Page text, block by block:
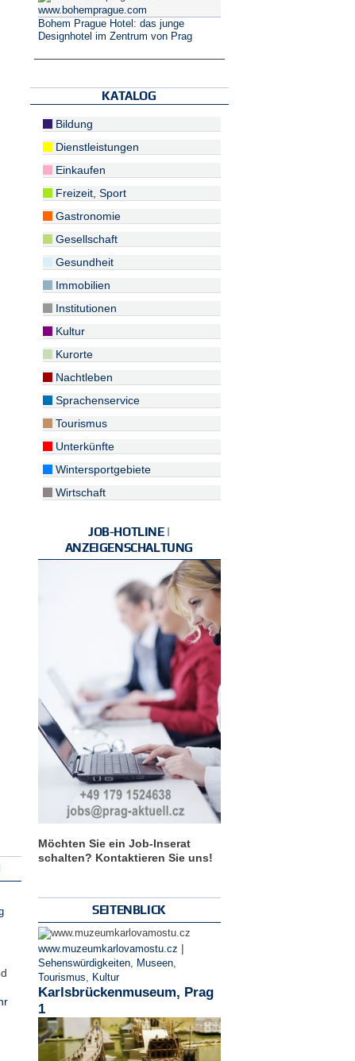
www.bohemprague.com
Bohem Prague Hotel: das junge
Designhotel im Zentrum von Prag
KATALOG
Bildung
Dienstleistungen
Einkaufen
Freizeit, Sport
Gastronomie
Gesellschaft
Gesundheit
Immobilien
Institutionen
Kultur
Kurorte
Nachtleben
Sprachenservice
Tourismus
Unterkünfte
Wintersportgebiete
Wirtschaft
JOB-HOTLINE |
ANZEIGENSCHALTUNG
Möchten Sie ein Job-Inserat
schalten? Kontaktieren Sie uns!
SEITENBLICK
www.muzeumkarlovamostu.cz |
Sehenswürdigkeiten, Museen,
Tourismus
Kultur
Karlsbrückenmuseum, Prag
1